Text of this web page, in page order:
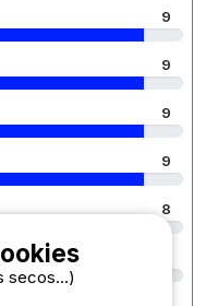
9
9
9
9
8
secos...)